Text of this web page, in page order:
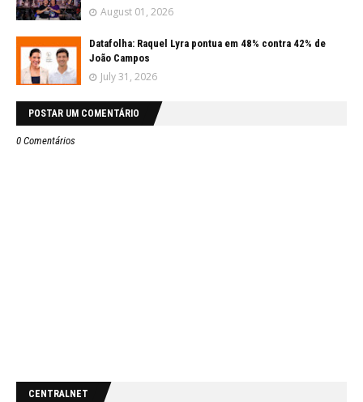
August 01, 2026
Datafolha: Raquel Lyra pontua em 48% contra 42% de
João Campos
July 31, 2026
POSTAR UM COMENTÁRIO
0 Comentários
CENTRALNET